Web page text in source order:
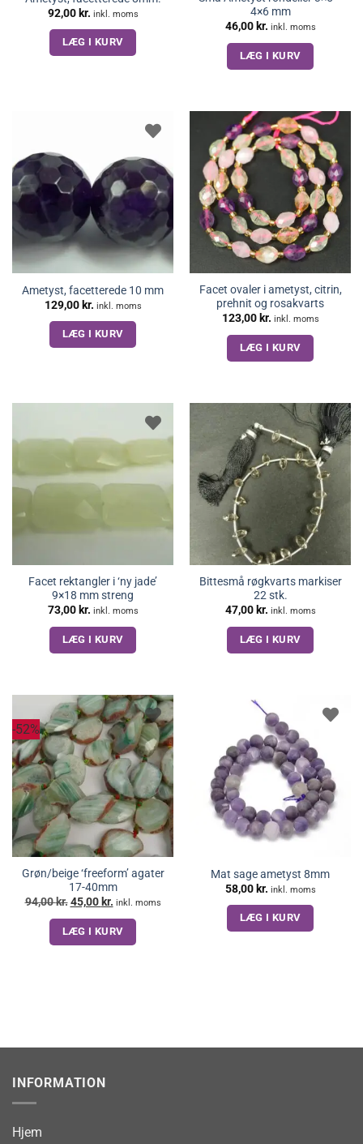
92,00 kr. inkl. moms
LÆG I KURV
4×6 mm
46,00 kr. inkl. moms
LÆG I KURV
Ametyst, facetterede 10 mm
129,00 kr. inkl. moms
LÆG I KURV
Facet ovaler i ametyst, citrin,
prehnit og rosakvarts
123,00 kr. inkl. moms
LÆG I KURV
Facet rektangler i ‘ny jade’
9×18 mm streng
73,00 kr. inkl. moms
LÆG I KURV
Bittesmå røgkvarts markiser
22 stk.
47,00 kr. inkl. moms
LÆG I KURV
-52%
Grøn/beige ‘freeform’ agater
17-40mm
94,00kr. Den
oprindelige
pris
var:
94,00 kr..
45,00 kr.Den
aktuelle
pris
er:
45,00 kr..
inkl. moms
LÆG I KURV
Mat sage ametyst 8mm
58,00 kr. inkl. moms
LÆG I KURV
INFORMATION
Hjem